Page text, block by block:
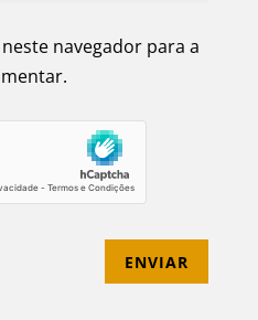
navegador para a
ENVIAR